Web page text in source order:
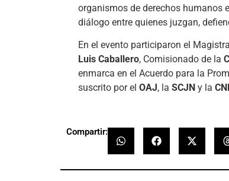
organismos de derechos humanos
diálogo entre quienes juzgan,
En el evento participaron el
Luis Caballero, Comisionado de la
enmarca en el Acuerdo para la
suscrito por el OAJ, la SCJN y la
Compartir: